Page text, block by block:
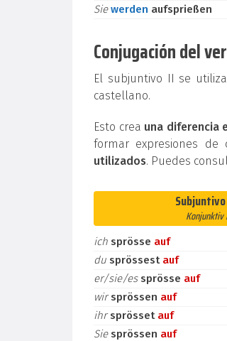
Siewerden aufsprießen
Conjugación del
El subjuntivo II se
castellano.
Esto crea una diferencia
formar expresiones de
utilizados. Puedes
ich sprösse auf
du sprössest auf
er/sie/es sprösse auf
wirsprössen auf
ihrsprösset auf
Sie sprössen auf